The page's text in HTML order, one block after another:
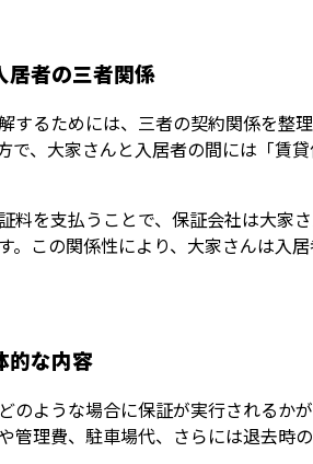
居者の三者関係
するためには、三者の契約関係を整
で、大家さんと入居者の間には「賃
料を支払うことで、保証会社は大家
。この関係性により、大家さんは入
的な内容
のような場合に保証が実行されるか
管理費、駐車場代、さらには退去時